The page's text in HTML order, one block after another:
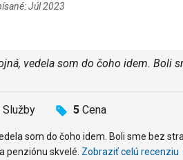
Júl 2023
vedela som do čoho idem. Boli
Služby 5 Cena
som do čoho idem. Boli sme bez
penziónu skvelé. Zobraziť celú recenziu